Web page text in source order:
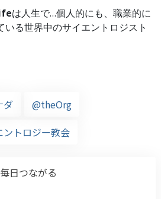
は人生で…個人的にも、 職業的に
いる世界中のサイエントロジスト
ダ
@theOrg
トロジー教会
毎日つながる